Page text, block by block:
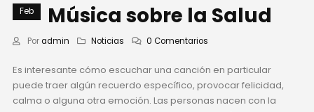
Feb
Música sobre la Salud
Por admin Noticias 0 Comentarios
Es interesante cómo escuchar una canción en particular
puede traer algún recuerdo específico, provocar felicidad,
calma o alguna otra emoción. Las personas nacen con la